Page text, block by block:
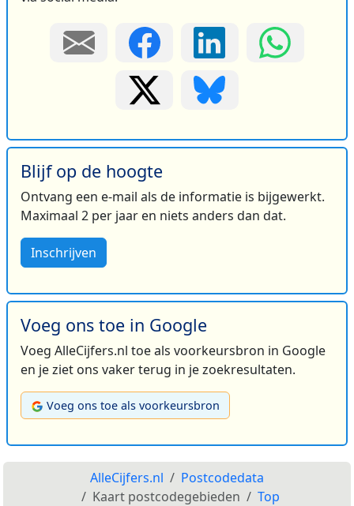
Blijf op de hoogte
Ontvang een e-mail als de informatie is bijgewerkt.
Maximaal 2 per jaar en niets anders dan dat.
Inschrijven
Voeg ons toe in Google
Voeg AlleCijfers.nl toe als voorkeursbron in Google
en je ziet ons vaker terug in je zoekresultaten.
Voeg ons toe als voorkeursbron
AlleCijfers.nl
Postcodedata
Kaart postcodegebieden
Top